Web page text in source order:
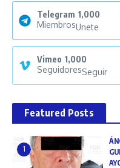
Telegram 1,000
MiembrosUnete
Vimeo 1,000
SeguidoresSeguir
Featured Posts
1